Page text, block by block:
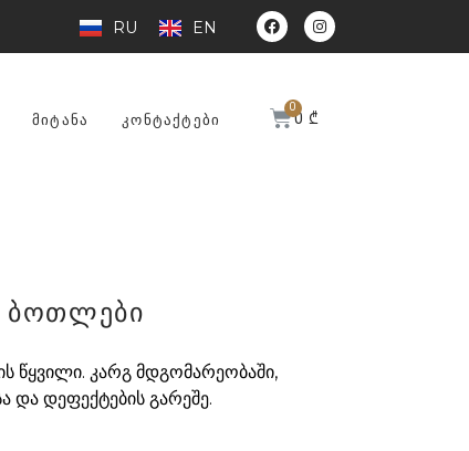
RU EN
ᲛᲘᲢᲐᲜᲐ ᲙᲝᲜᲢᲐᲥᲢᲔᲑᲘ 0₾
ბოთლები
წყვილი. კარგ მდგომარეობაში,
და დეფექტების გარეშე.